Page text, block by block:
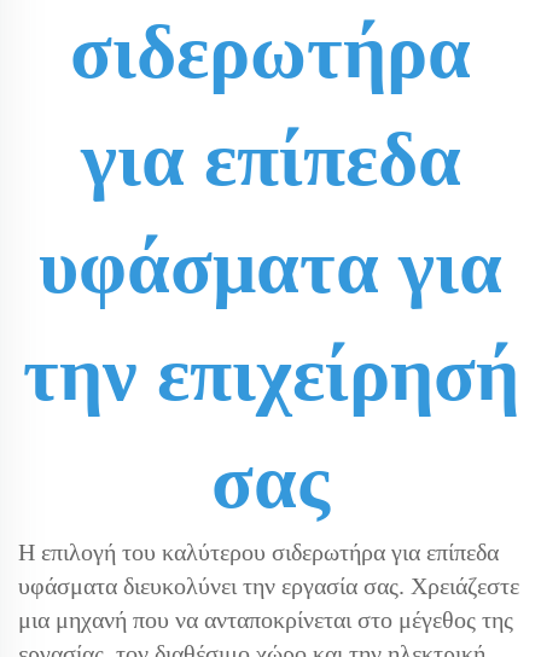
σιδερωτήρα
για επίπεδα
υφάσματα για
την επιχείρησή
σας
Η επιλογή του καλύτερου σιδερωτήρα για επίπεδα
υφάσματα διευκολύνει την εργασία σας. Χρειάζεστε
μια μηχανή που να ανταποκρίνεται στο μέγεθος της